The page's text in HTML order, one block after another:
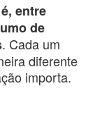
entre
de
. Cada um
diferente
importa.